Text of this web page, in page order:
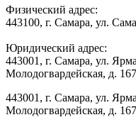
Физический адрес:
443100, г. Самара, ул.
Юридический адрес:
443001, г. Самара, ул.
Молодогвардейская, д. 167
443001, г. Самара, ул.
Молодогвардейская, д. 167